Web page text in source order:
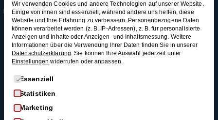
Pedro
Spin
2
Minuten
Pedro Spin
Handwechsel
3 Minuten
iches
AGB
Datenschutz
Widerrufsrecht
Impressum
Infos
Membership
Kontakt
FAQ
Alle Blogartikel
Schwungvoll
durchstarten: Swing
tanzen für
Anfänger*innen
Wir verwenden Cookies und andere Technologien auf unserer Website.
Einige von ihnen sind essenziell, während andere uns helfen, diese
Website und Ihre Erfahrung zu verbessern. Personenbezogene Daten
können verarbeitet werden (z. B. IP-Adressen), z. B. für personalisierte
Anzeigen und Inhalte oder Anzeigen- und Inhaltsmessung. Weitere
Informationen über die Verwendung Ihrer Daten finden Sie in unserer
Datenschutzerklärung. Sie können Ihre Auswahl jederzeit unter
Einstellungen widerrufen oder anpassen.
Es folgt eine Liste der Service-Gruppen, für die eine
Essenziell
Statistiken
Marketing